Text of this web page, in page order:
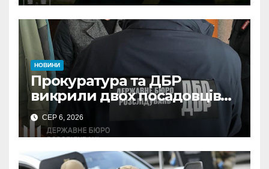
НОВИНИ
Прокуратура та ДБР
викрили двох посадовців
ДПС Сумщини на вимаганні
неправомірної вигоди у
ФОПа
СЕР 6, 2026